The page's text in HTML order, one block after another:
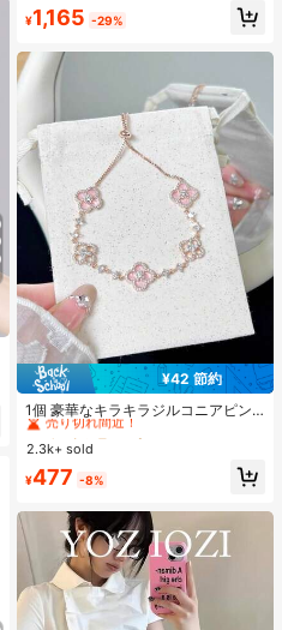
ー、デート、結婚式などのあらゆる
シーンで使用可能
¥1,165 -29%
¥42 節約
1個 豪華なキラキラジルコニアピン
クパールクローバーブレスレット -
繊細で目を引く日常着用用、親友へ
ニッチな上品なアクセサリー
#1 ベストセラー
ピンク レディースチェーンブレスレット
売り切れ間近！
#1 ベストセラー
売り切れ間近！
#1 ベストセラー
売り切れ間近！
#1 ベストセラー
2.3k+ sold
¥477 -8%